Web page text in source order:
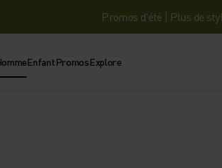
Promos d'été | Plus de
EnfantPromosExplore